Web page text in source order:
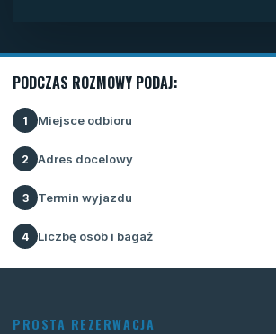
PODCZAS ROZMOWY PODAJ:
1 Miejsce odbioru
2 Adres docelowy
3 Termin wyjazdu
4 Liczbę osób i bagaż
PROSTA REZERWACJA